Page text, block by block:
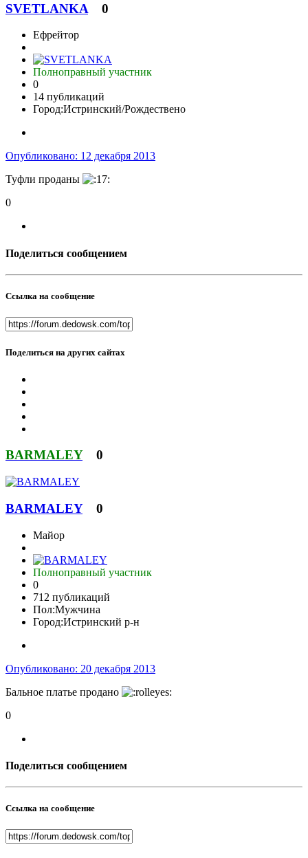
SVETLANKA 0
Ефрейтор
Полноправный участник
0
14 публикаций
Город:Истринский/Рождествено
Опубликовано: 12 декабря 2013
Туфли проданы
0
Поделиться сообщением
Ссылка на сообщение
Поделиться на других сайтах
BARMALEY 0
BARMALEY 0
Майор
Полноправный участник
0
712 публикаций
Пол:Мужчина
Город:Истринский р-н
Опубликовано: 20 декабря 2013
Бальное платье продано
0
Поделиться сообщением
Ссылка на сообщение